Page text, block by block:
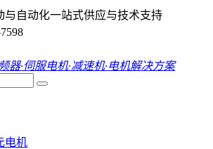
与自动化一站式供应与技术支持
器·伺服电机·减速机·电机解决方案
电机